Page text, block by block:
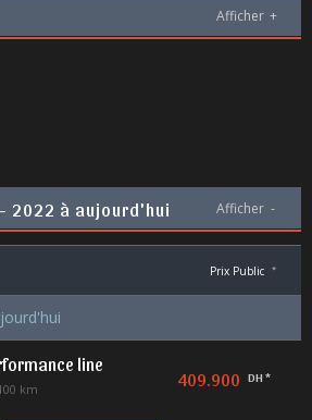
Afficher +
2022 à aujourd'hui Afficher -
Prix Public *
line
km 409.900 DH *